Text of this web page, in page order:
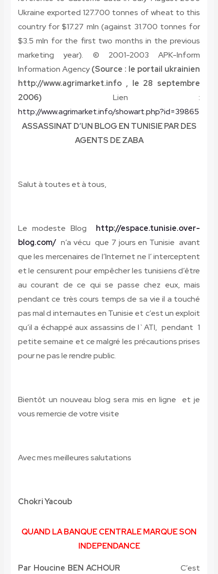
Ukraine exported 127.700 tonnes of wheat to this
country for $17.27 mln (against 31.700 tonnes for
$3.5 mln for the first two months in the previous
marketing year). © 2001-2003 APK-Inform
Information Agency(Source : le portail ukrainien
http://www.agrimarket.info , le 28 septembre
2006) Lien :
http://www.agrimarket.info/showart.php?id=39865
ASSASSINAT D’UN BLOG EN TUNISIE PAR DES
AGENTS DE ZABA
Salut à toutes et à tous,
Le modeste Blog http://espace.tunisie.over-
blog.com/ n’a vécu que 7 jours en Tunisie avant
que les mercenaires de l’Internet ne l’ interceptent
et le censurent pour empêcher les tunisiens d’être
au courant de ce qui se passe chez eux, mais
pendant ce très cours temps de sa vie il a touché
pas mal d internautes en Tunisie et c’est un exploit
qu’il a échappé aux assassins de l`ATI, pendant 1
petite semaine et ce malgré les précautions prises
pour ne pas le rendre public.
Bientôt un nouveau blog sera mis en ligne et je
vous remercie de votre visite
Avec mes meilleures salutations
Chokri Yacoub
QUAND LA BANQUE CENTRALE MARQUE SON
INDEPENDANCE
Par Houcine BEN ACHOUR C’est